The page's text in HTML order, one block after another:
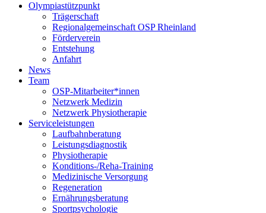
Olympiastützpunkt
Trägerschaft
Regionalgemeinschaft OSP Rheinland
Förderverein
Entstehung
Anfahrt
News
Team
OSP-Mitarbeiter*innen
Netzwerk Medizin
Netzwerk Physiotherapie
Serviceleistungen
Laufbahnberatung
Leistungsdiagnostik
Physiotherapie
Konditions-/Reha-Training
Medizinische Versorgung
Regeneration
Ernährungsberatung
Sportpsychologie